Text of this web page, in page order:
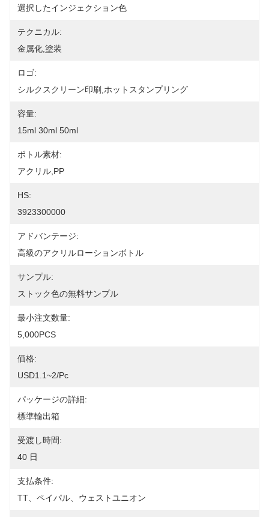
選択したインジェクション色
テクニカル:
金属化,塗装
ロゴ:
シルクスクリーン印刷,ホットスタンプリング
容量:
15ml 30ml 50ml
ボトル素材:
アクリル,PP
HS:
3923300000
アドバンテージ:
高級のアクリルローションボトル
サンプル:
ストック色の無料サンプル
最小注文数量:
5,000PCS
価格:
USD1.1~2/pc
パッケージの詳細:
標準輸出箱
受渡し時間:
40 日
支払条件:
TT、ペイパル、ウェストユニオン